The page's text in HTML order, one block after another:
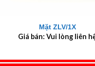
Mặt ZLV/1X
Giá bán: Vui lòng liên